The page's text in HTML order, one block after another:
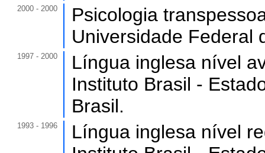
2000 - 2000
Psicologia
Universidade Federal
1997 - 2000
Língua inglesa nível
Instituto Brasil -
Brasil.
1993 - 1996
Língua inglesa nível